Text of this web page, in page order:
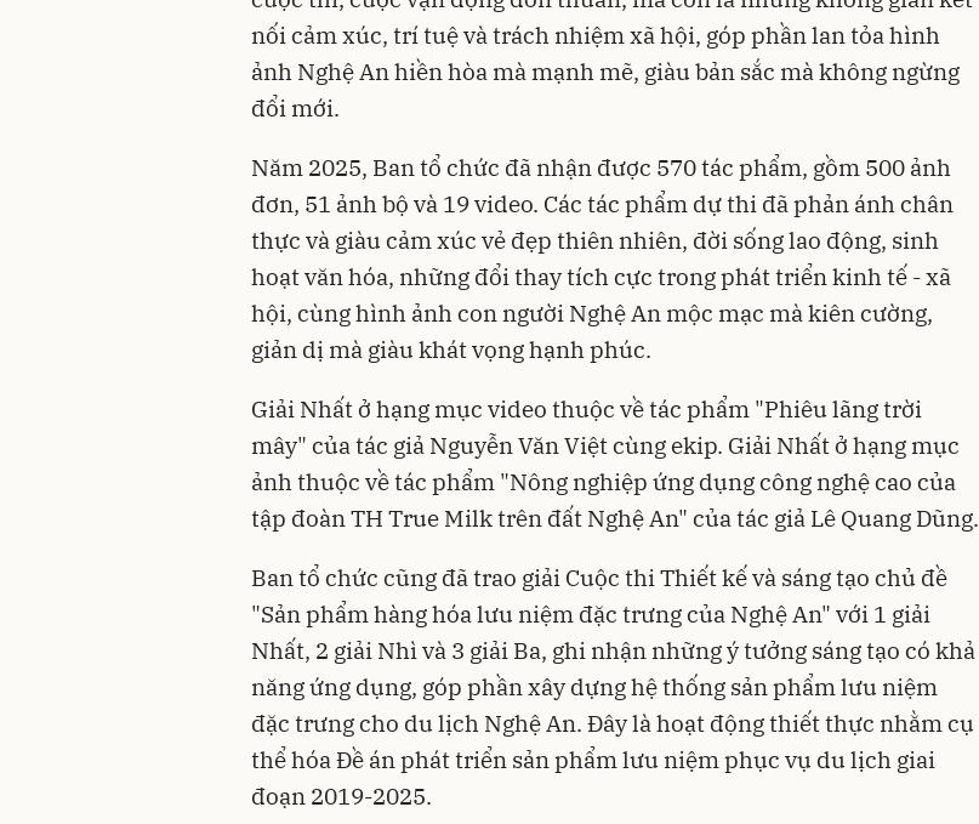
nối cảm xúc, trí tuệ và trách nhiệm xã hội, góp phần lan tỏa hình
ảnh Nghệ An hiền hòa mà mạnh mẽ, giàu bản sắc mà không ngừng
đổi mới.
Năm 2025, Ban tổ chức đã nhận được 570 tác phẩm, gồm 500 ảnh
đơn, 51 ảnh bộ và 19 video. Các tác phẩm dự thi đã phản ánh chân
thực và giàu cảm xúc vẻ đẹp thiên nhiên, đời sống lao động, sinh
hoạt văn hóa, những đổi thay tích cực trong phát triển kinh tế - xã
hội, cùng hình ảnh con người Nghệ An mộc mạc mà kiên cường,
giản dị mà giàu khát vọng hạnh phúc.
Giải Nhất ở hạng mục video thuộc về tác phẩm "Phiêu lãng trời
mây" của tác giả Nguyễn Văn Việt cùng ekip. Giải Nhất ở hạng mục
ảnh thuộc về tác phẩm "Nông nghiệp ứng dụng công nghệ cao của
tập đoàn TH True Milk trên đất Nghệ An" của tác giả Lê Quang Dũng.
Ban tổ chức cũng đã trao giải Cuộc thi Thiết kế và sáng tạo chủ đề
"Sản phẩm hàng hóa lưu niệm đặc trưng của Nghệ An" với 1 giải
Nhất, 2 giải Nhì và 3 giải Ba, ghi nhận những ý tưởng sáng tạo có khả
năng ứng dụng, góp phần xây dựng hệ thống sản phẩm lưu niệm
đặc trưng cho du lịch Nghệ An. Đây là hoạt động thiết thực nhằm cụ
thể hóa Đề án phát triển sản phẩm lưu niệm phục vụ du lịch giai
đoạn 2019-2025.